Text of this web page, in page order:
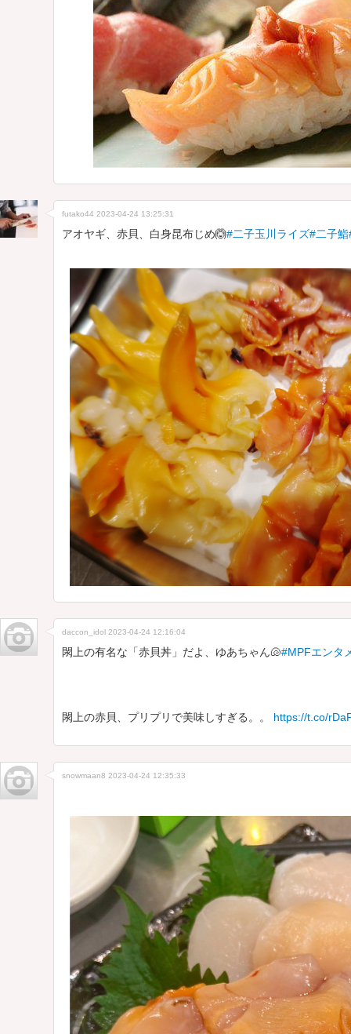
futako44 2023-04-24 13:25:31
アオヤギ、赤貝、白身昆布じめ🙆#二子玉川ライズ#二子鮨
daccon_idol 2023-04-24 12:16:04
閖上の有名な「赤貝丼」だよ、ゆあちゃん🐚#MPFエンタ
閖上の赤貝、プリプリで美味しすぎる。。 https://t.co/
snowmaan8 2023-04-24 12:35:33